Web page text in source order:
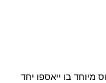
מיוחד בו ייאספו יחד